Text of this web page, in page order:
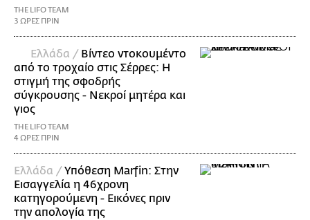
THE LIFO TEAM
3 ΩΡΕΣ ΠΡΙΝ
Ελλάδα / Βίντεο ντοκουμέντο
από το τροχαίο στις Σέρρες: Η
στιγμή της σφοδρής
σύγκρουσης - Νεκροί μητέρα και
γιος
THE LIFO TEAM
4 ΩΡΕΣ ΠΡΙΝ
Ελλάδα /Υπόθεση Marfin: Στην
Εισαγγελία η 46χρονη
κατηγορούμενη - Εικόνες πριν
την απολογία της